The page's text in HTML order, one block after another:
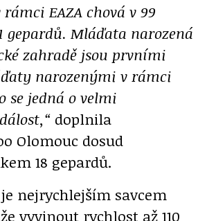
EAZA chová v 99
gepardů. Mláďata narozená
zahradě jsou prvními
narozenými v rámci
se jedná o velmi
doplnila
Olomouc dosud
18 gepardů.
nejrychlejším savcem
vyvinout rychlost až 110